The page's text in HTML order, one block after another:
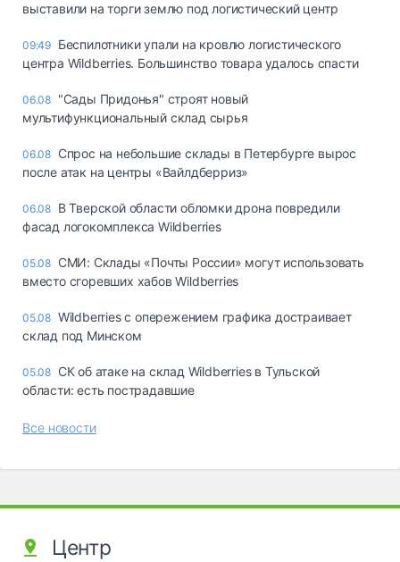
выставили на торги землю под логистический центр
09:49 Беспилотники упали на кровлю логистического
центра Wildberries. Большинство товара удалось спасти
06.08 "Сады Придонья" строят новый
мультифункциональный склад сырья
06.08 Спрос на небольшие склады в Петербурге вырос
после атак на центры «Вайлдберриз»
06.08 В Тверской области обломки дрона повредили
фасад логокомплекса Wildberries
05.08 СМИ: Склады «Почты России» могут использовать
вместо сгоревших хабов Wildberries
05.08 Wildberries с опережением графика достраивает
склад под Минском
05.08 СК об атаке на склад Wildberries в Тульской
области: есть пострадавшие
Все новости
Центр